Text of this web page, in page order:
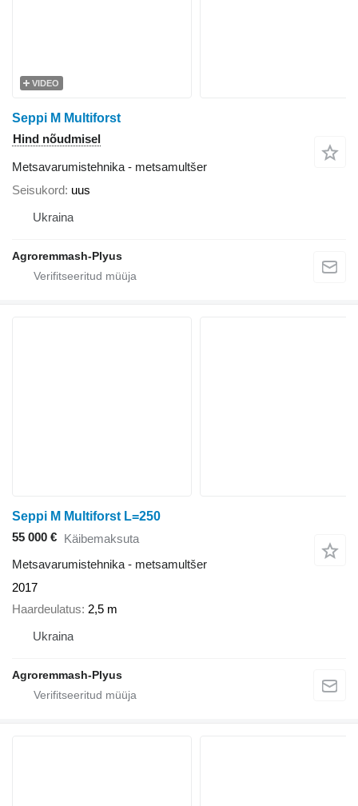
VIDEO
Seppi M Multiforst
Hind nõudmisel
Metsavarumistehnika - metsamultšer
Seisukord uus
Ukraina
Agroremmash-Plyus
Seppi M Multiforst L=250
55 000 € Käibemaksuta
Metsavarumistehnika - metsamultšer
2017
Haardeulatus 2,5 m
Ukraina
Agroremmash-Plyus